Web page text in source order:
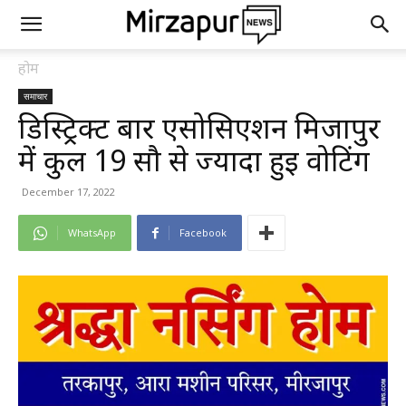
होम
समाचार
डिस्ट्रिक्ट बार एसोसिएशन मिर्जापुर
में कुल 19 सौ से ज्यादा हुई वोटिंग
December 17, 2022
WhatsApp Facebook